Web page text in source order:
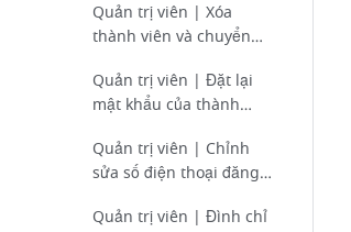
Quản trị viên | Xóa
thành viên và chuyển
Quản trị viên | Đặt lại
mật khẩu của thành
Quản trị viên | Chỉnh
sửa số điện thoại đăng
của thành viên
Quản trị viên | Đình chỉ